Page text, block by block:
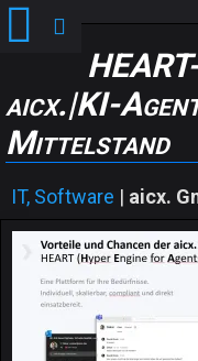
aicx.|KI-
Mittelstand
IT, Software | aicx.